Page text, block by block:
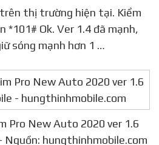
Ok. Ver 1.4 đã mạnh,
sóng mạnh hơn 1 …
Pro New Auto 2020 ver 1.6
hungthinhmobile.com